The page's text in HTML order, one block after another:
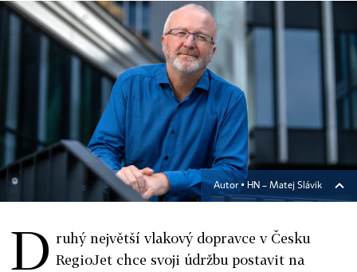
Autor ▪ HN – Matej Slávik
D ruhý největší vlakový dopravce v Česku
RegioJet chce svoji údržbu postavit na